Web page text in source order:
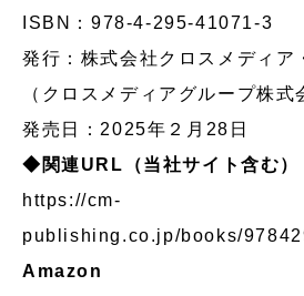
ISBN：978-4-295-41071-3
発行：株式会社クロスメディア
（クロスメディアグループ株式
発売日：2025年２月28日
◆関連URL（当社サイト含む）
https://cm-
publishing.co.jp/books/
Amazon